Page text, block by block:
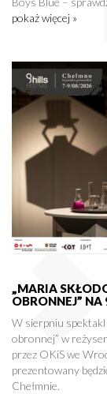
pokaż więcej »
„MARIA
OBRONNEJ” NA
W sierpniu spektakl
obronnej” w
przez OKiS we
prezentowany
Chełmnie.